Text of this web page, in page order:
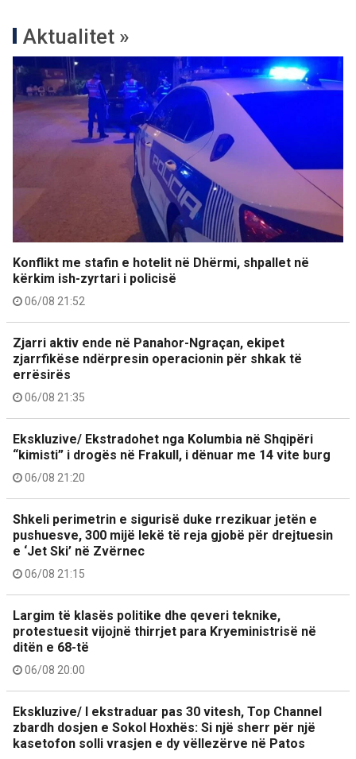
Aktualitet »
Konflikt me stafin e hotelit në Dhërmi, shpallet në
kërkim ish-zyrtari i policisë
06/08 21:52
Zjarri aktiv ende në Panahor-Ngraçan, ekipet
zjarrfikëse ndërpresin operacionin për shkak të
errësirës
06/08 21:35
Ekskluzive/ Ekstradohet nga Kolumbia në Shqipëri
“kimisti” i drogës në Frakull, i dënuar me 14 vite burg
06/08 21:20
Shkeli perimetrin e sigurisë duke rrezikuar jetën e
pushuesve, 300 mijë lekë të reja gjobë për drejtuesin
e ‘Jet Ski’ në Zvërnec
06/08 21:15
Largim të klasës politike dhe qeveri teknike,
protestuesit vijojnë thirrjet para Kryeministrisë në
ditën e 68-të
06/08 20:00
Ekskluzive/ I ekstraduar pas 30 vitesh, Top Channel
zbardh dosjen e Sokol Hoxhës: Si një sherr për një
kasetofon solli vrasjen e dy vëllezërve në Patos